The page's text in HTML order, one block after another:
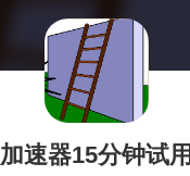
加速器15分钟试用